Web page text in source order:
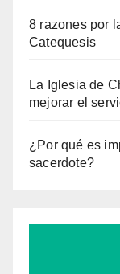
8 razones por
Catequesis
La Iglesia de
mejorar el
¿Por qué es
sacerdote?